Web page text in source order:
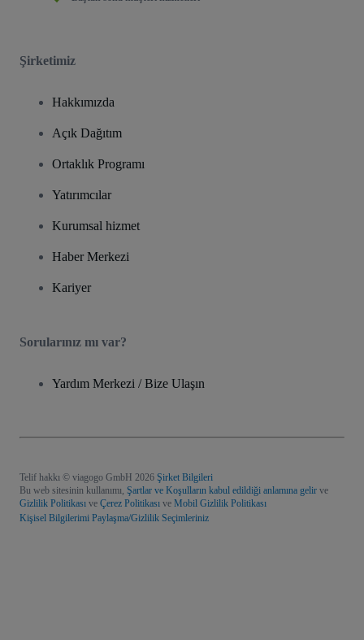
Şirketimiz
Hakkımızda
Açık Dağıtım
Ortaklık Programı
Yatırımcılar
Kurumsal hizmet
Haber Merkezi
Kariyer
Sorularınız mı var?
Yardım Merkezi / Bize Ulaşın
Telif hakkı © viagogo GmbH 2026 Şirket Bilgileri
Bu web sitesinin kullanımı, Şartlar ve Koşulların kabul edildiği anlamına gelir ve
Gizlilik Politikası ve Çerez Politikası ve Mobil Gizlilik Politikası
Kişisel Bilgilerimi Paylaşma/Gizlilik Seçimleriniz